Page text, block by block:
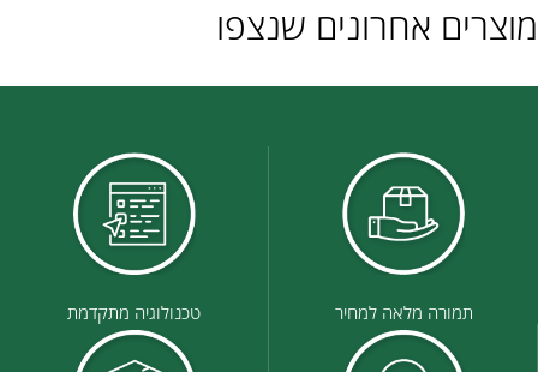
מוצרים אחרונים שנצפו
תמורה מלאה למחיר טכנולוגיה מתקדמת